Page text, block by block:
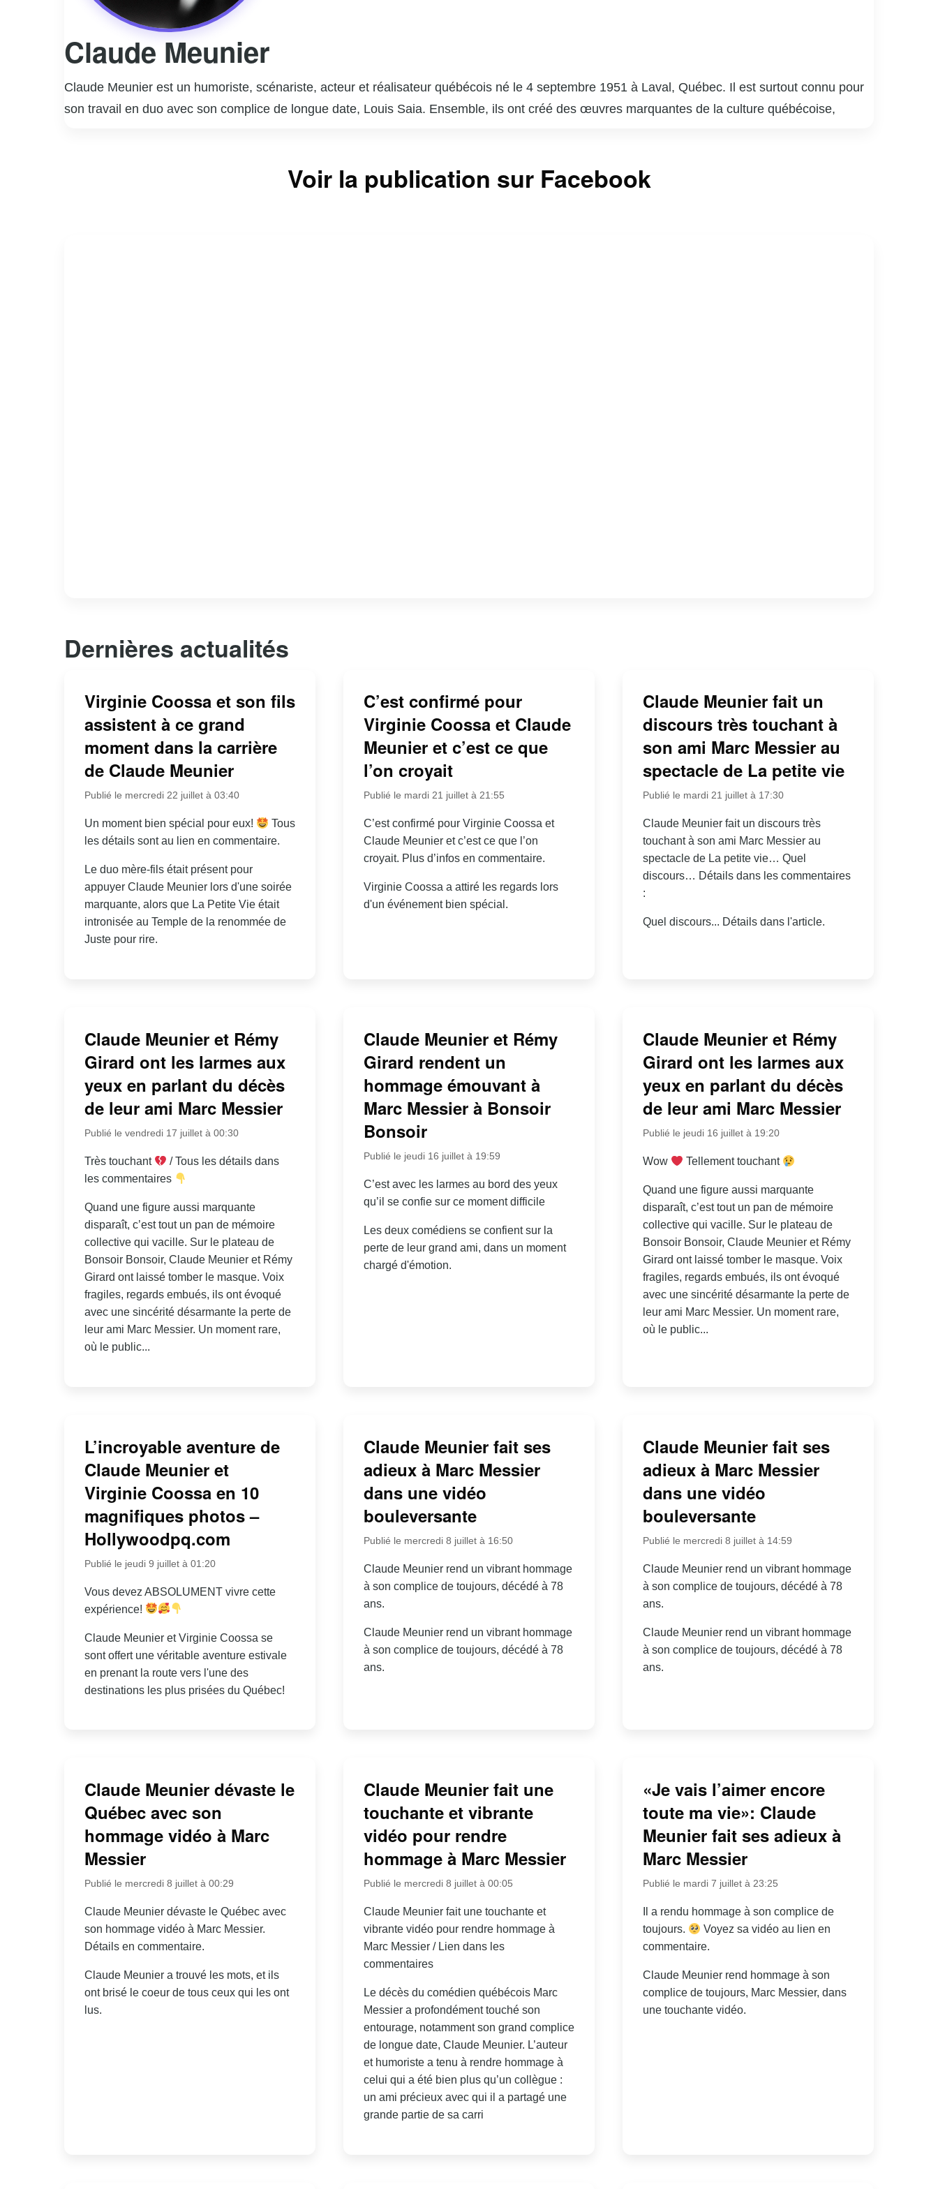
Claude Meunier
Claude Meunier est un humoriste, scénariste, acteur et réalisateur québécois né le 4 septembre 1951 à Laval, Québec. Il est surtout connu pour
son travail en duo avec son complice de longue date, Louis Saia. Ensemble, ils ont créé des œuvres marquantes de la culture québécoise,
plus longue série de représentations au Canada. En plus de son travail à la télévision et au théâtre, Claude Meunier a réalisé des films et écrit
des scénarios qui ont contribué à enrichir le paysage culturel du Québec. Son style unique, mêlant humour absurde et satire sociale, lui a valu de
Voir la publication sur Facebook
Dernières actualités
Virginie Coossa et son fils
assistent à ce grand
moment dans la carrière
de Claude Meunier
Publié le mercredi 22 juillet à 03:40
Un moment bien spécial pour eux!
Tous
les détails sont au lien en commentaire.
Le duo mère-fils était présent pour
appuyer Claude Meunier lors d'une soirée
marquante, alors que La Petite Vie était
intronisée au Temple de la renommée de
Juste pour rire.
C’est confirmé pour
Virginie Coossa et Claude
Meunier et c’est ce que
l’on croyait
Publié le mardi 21 juillet à 21:55
C’est confirmé pour Virginie Coossa et
Claude Meunier et c’est ce que l’on
croyait. Plus d’infos en commentaire.
Virginie Coossa a attiré les regards lors
d'un événement bien spécial.
Claude Meunier fait un
discours très touchant à
son ami Marc Messier au
spectacle de La petite vie
Publié le mardi 21 juillet à 17:30
Claude Meunier fait un discours très
touchant à son ami Marc Messier au
spectacle de La petite vie… Quel
discours… Détails dans les commentaires
:
Quel discours... Détails dans l'article.
Claude Meunier et Rémy
Girard ont les larmes aux
yeux en parlant du décès
de leur ami Marc Messier
Publié le vendredi 17 juillet à 00:30
Très touchant
/ Tous les détails dans
les commentaires
Quand une figure aussi marquante
disparaît, c’est tout un pan de mémoire
collective qui vacille. Sur le plateau de
Bonsoir Bonsoir, Claude Meunier et Rémy
Girard ont laissé tomber le masque. Voix
fragiles, regards embués, ils ont évoqué
avec une sincérité désarmante la perte de
leur ami Marc Messier. Un moment rare,
où le public...
Claude Meunier et Rémy
Girard rendent un
hommage émouvant à
Marc Messier à Bonsoir
Bonsoir
Publié le jeudi 16 juillet à 19:59
C’est avec les larmes au bord des yeux
qu’il se confie sur ce moment difficile
Les deux comédiens se confient sur la
perte de leur grand ami, dans un moment
chargé d'émotion.
Claude Meunier et Rémy
Girard ont les larmes aux
yeux en parlant du décès
de leur ami Marc Messier
Publié le jeudi 16 juillet à 19:20
Wow Tellement touchant
Quand une figure aussi marquante
disparaît, c’est tout un pan de mémoire
collective qui vacille. Sur le plateau de
Bonsoir Bonsoir, Claude Meunier et Rémy
Girard ont laissé tomber le masque. Voix
fragiles, regards embués, ils ont évoqué
avec une sincérité désarmante la perte de
leur ami Marc Messier. Un moment rare,
où le public...
L’incroyable aventure de
Claude Meunier et
Virginie Coossa en 10
magnifiques photos –
Hollywoodpq.com
Publié le jeudi 9 juillet à 01:20
Vous devez ABSOLUMENT vivre cette
expérience!
Claude Meunier et Virginie Coossa se
sont offert une véritable aventure estivale
en prenant la route vers l'une des
destinations les plus prisées du Québec!
Claude Meunier fait ses
adieux à Marc Messier
dans une vidéo
bouleversante
Publié le mercredi 8 juillet à 16:50
Claude Meunier rend un vibrant hommage
à son complice de toujours, décédé à 78
ans.
Claude Meunier rend un vibrant hommage
à son complice de toujours, décédé à 78
ans.
Claude Meunier fait ses
adieux à Marc Messier
dans une vidéo
bouleversante
Publié le mercredi 8 juillet à 14:59
Claude Meunier rend un vibrant hommage
à son complice de toujours, décédé à 78
ans.
Claude Meunier rend un vibrant hommage
à son complice de toujours, décédé à 78
ans.
Claude Meunier dévaste le
Québec avec son
hommage vidéo à Marc
Messier
Publié le mercredi 8 juillet à 00:29
Claude Meunier dévaste le Québec avec
son hommage vidéo à Marc Messier.
Détails en commentaire.
Claude Meunier a trouvé les mots, et ils
ont brisé le coeur de tous ceux qui les ont
lus.
Claude Meunier fait une
touchante et vibrante
vidéo pour rendre
hommage à Marc Messier
Publié le mercredi 8 juillet à 00:05
Claude Meunier fait une touchante et
vibrante vidéo pour rendre hommage à
Marc Messier / Lien dans les
commentaires
Le décès du comédien québécois Marc
Messier a profondément touché son
entourage, notamment son grand complice
de longue date, Claude Meunier. L’auteur
et humoriste a tenu à rendre hommage à
celui qui a été bien plus qu’un collègue :
un ami précieux avec qui il a partagé une
grande partie de sa carri
«Je vais l’aimer encore
toute ma vie»: Claude
Meunier fait ses adieux à
Marc Messier
Publié le mardi 7 juillet à 23:25
Il a rendu hommage à son complice de
toujours.
Voyez sa vidéo au lien en
commentaire.
Claude Meunier rend hommage à son
complice de toujours, Marc Messier, dans
une touchante vidéo.